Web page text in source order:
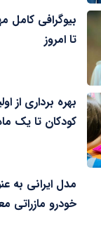
بیوگرافی کامل
تا امروز
بهره برداری از
کودکان تا یک
مدل ایرانی به
خودرو مازراتی